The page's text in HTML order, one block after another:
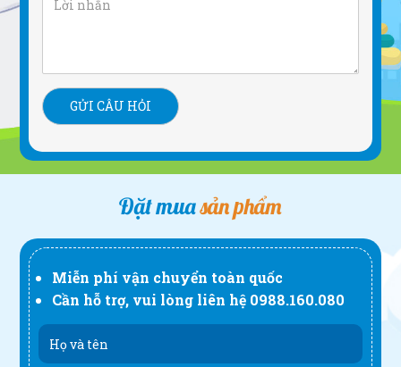
Đặt muasản phẩm
Miễn phí vận chuyển toàn quốc
Cần hỗ trợ, vui lòng liên hệ 0988.160.080